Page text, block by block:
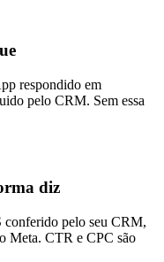
respondido em
pelo CRM. Sem essa
diz
pelo seu CRM,
Meta. CTR e CPC são